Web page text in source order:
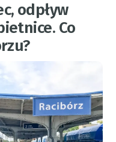
odpływ
Co